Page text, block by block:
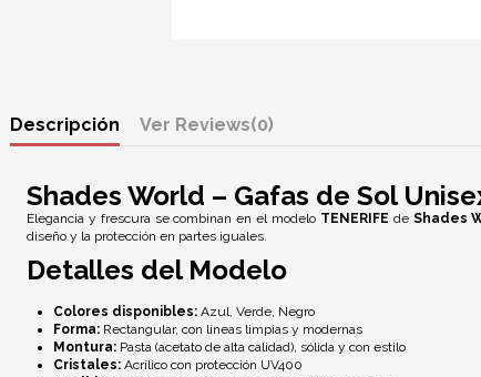
Descripción Reviews(0)
Shades World – Gafas de Sol
Elegancia y frescura se combinan en el modelo TENERIFE de Shades
diseño y la protección en partes iguales.
Detalles del Modelo
Colores disponibles: Azul, Verde, Negro
Forma: Rectangular, con líneas limpias y modernas
Montura: Pasta (acetato de alta calidad), sólida y con estilo
Cristales: Acrílico con protección UV400